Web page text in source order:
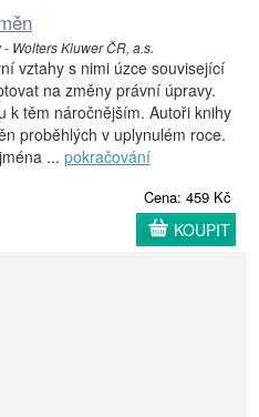
Wolters Kluwer ČR, a.s.
vztahy s nimi úzce související
na změny právní úpravy.
k těm náročnějším. Autoři knihy
proběhlých v uplynulém roce.
... pokračování
Cena: 459 Kč
KOUPIT